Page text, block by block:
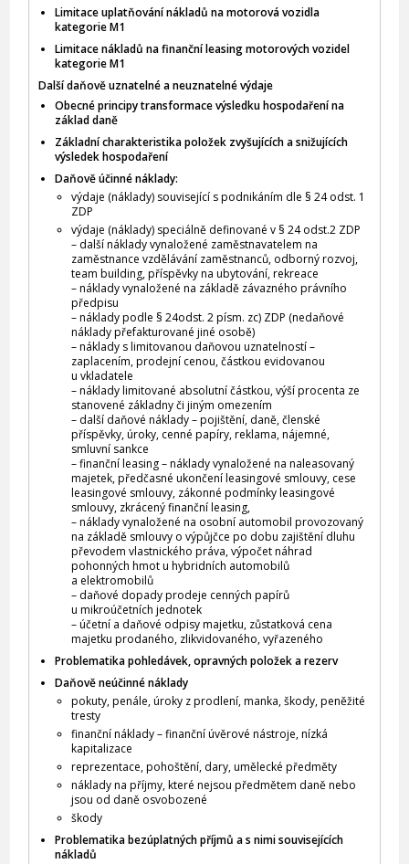
Limitace uplatňování nákladů na motorová vozidla
kategorie M1
Limitace nákladů na finanční leasing motorových vozidel
kategorie M1
Další daňově uznatelné a neuznatelné výdaje
Obecné principy transformace výsledku hospodaření na
základ daně
Základní charakteristika položek zvyšujících a snižujících
výsledek hospodaření
Daňově účinné náklady:
výdaje (náklady) související s podnikáním dle § 24 odst. 1
ZDP
výdaje (náklady) speciálně definované v § 24 odst.2 ZDP
– další náklady vynaložené zaměstnavatelem na
zaměstnance vzdělávání zaměstnanců, odborný rozvoj,
team building, příspěvky na ubytování, rekreace
– náklady vynaložené na základě závazného právního
předpisu
– náklady podle § 24odst. 2 písm. zc) ZDP (nedaňové
náklady přefakturované jiné osobě)
– náklady s limitovanou daňovou uznatelností –
zaplacením, prodejní cenou, částkou evidovanou
u vkladatele
– náklady limitované absolutní částkou, výší procenta ze
stanovené základny či jiným omezením
– další daňové náklady – pojištění, daně, členské
příspěvky, úroky, cenné papíry, reklama, nájemné,
smluvní sankce
– finanční leasing – náklady vynaložené na naleasovaný
majetek, předčasné ukončení leasingové smlouvy, cese
leasingové smlouvy, zákonné podmínky leasingové
smlouvy, zkrácený finanční leasing,
– náklady vynaložené na osobní automobil provozovaný
na základě smlouvy o výpůjčce po dobu zajištění dluhu
převodem vlastnického práva, výpočet náhrad
pohonných hmot u hybridních automobilů
a elektromobilů
– daňové dopady prodeje cenných papírů
u mikroúčetních jednotek
– účetní a daňové odpisy majetku, zůstatková cena
majetku prodaného, zlikvidovaného, vyřazeného
Problematika pohledávek, opravných položek a rezerv
Daňově neúčinné náklady
pokuty, penále, úroky z prodlení, manka, škody, peněžité
tresty
finanční náklady – finanční úvěrové nástroje, nízká
kapitalizace
reprezentace, pohoštění, dary, umělecké předměty
náklady na příjmy, které nejsou předmětem daně nebo
jsou od daně osvobozené
škody
Problematika bezúplatných příjmů a s nimi souvisejících
nákladů